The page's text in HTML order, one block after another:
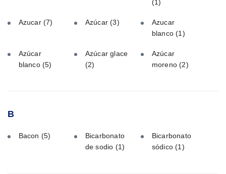
(1)
Azucar (7) Azúcar(3)
Azucar
blanco(1)
Azúcar
blanco (5)
Azúcar glace
(2)
Azúcar
moreno(2)
B
Bacon (5)
Bicarbonato
de sodio (1)
Bicarbonato
sódico(1)